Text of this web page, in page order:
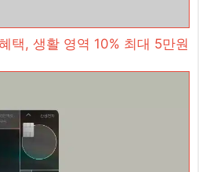
택, 생활 영역 10% 최대 5만원